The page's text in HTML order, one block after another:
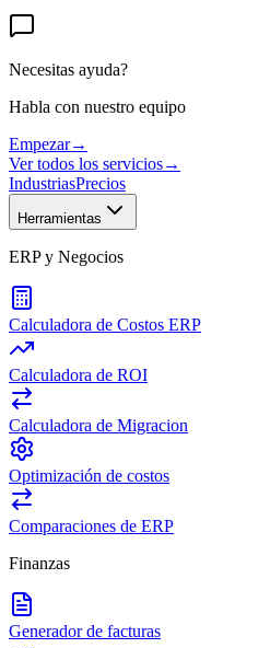
Necesitas ayuda?
Habla con nuestro equipo
Empezar→
Ver todos los servicios→
IndustriasPrecios
Herramientas
ERP y Negocios
Calculadora de Costos ERP
Calculadora de ROI
Calculadora de Migracion
Optimización de costos
Comparaciones de ERP
Finanzas
Generador de facturas